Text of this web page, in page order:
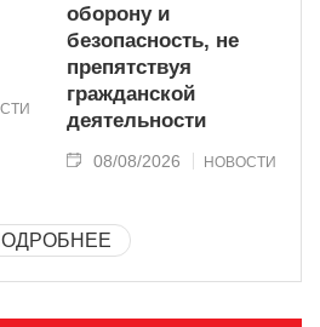
оборону и
безопасность, не
препятствуя
гражданской
деятельности
08/08/2026 НОВОСТИ